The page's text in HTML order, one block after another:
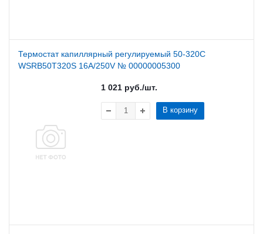
Термостат капиллярный регулируемый 50-320С
WSRB50T320S 16A/250V № 00000005300
1 021 руб./шт.
В корзину